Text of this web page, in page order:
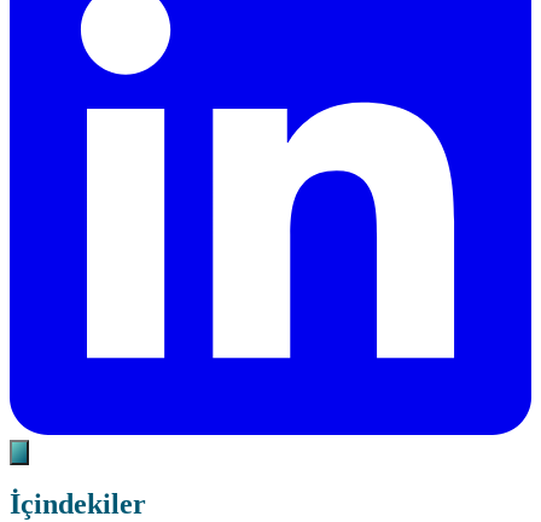
İçindekiler